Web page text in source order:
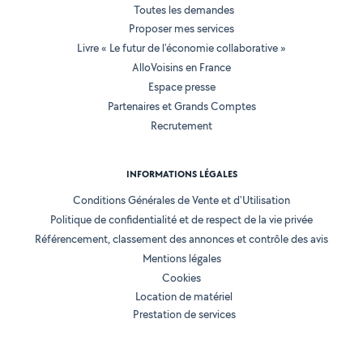
Toutes les demandes
Proposer mes services
Livre « Le futur de l'économie collaborative »
AlloVoisins en France
Espace presse
Partenaires et Grands Comptes
Recrutement
INFORMATIONS LÉGALES
Conditions Générales de Vente et d'Utilisation
Politique de confidentialité et de respect de la vie privée
Référencement, classement des annonces et contrôle des avis
Mentions légales
Cookies
Location de matériel
Prestation de services